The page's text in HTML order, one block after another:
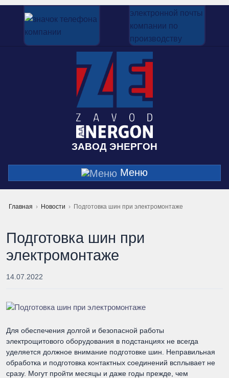
ЗАВОД ЭНЕРГОН
Меню
Главная Новости Подготовка шин при электромонтаже
Подготовка шин при
электромонтаже
14.07.2022
Для обеспечения долгой и безопасной работы
электрощитового оборудования в подстанциях не всегда
уделяется должное внимание подготовке шин. Неправильная
обработка и подготовка контактных соединений всплывает не
сразу. Могут пройти месяцы и даже годы прежде, чем